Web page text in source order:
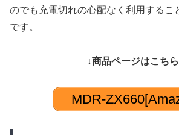
のでも充電切れの心配なく利用するこ
です。
↓商品ページはこち
MDR-